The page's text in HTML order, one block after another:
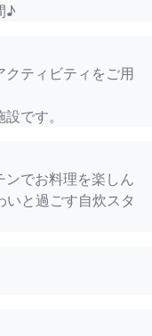
♪
ティビティをご用
です。
でお料理を楽しん
と過ごす自炊スタ